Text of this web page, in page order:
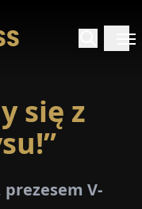
się z
V-